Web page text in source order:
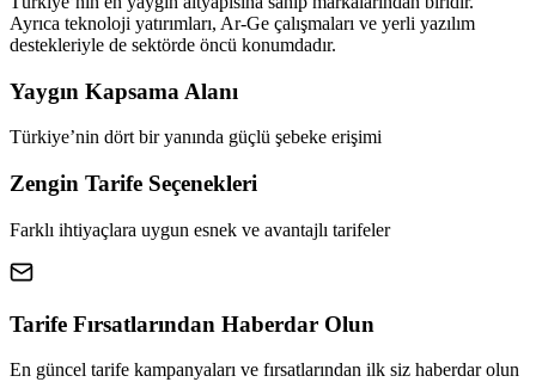
Ayrıca teknoloji yatırımları, Ar-Ge çalışmaları ve yerli yazılım
destekleriyle de sektörde öncü konumdadır.
Yaygın Kapsama Alanı
Türkiye’nin dört bir yanında güçlü şebeke erişimi
Zengin Tarife Seçenekleri
Farklı ihtiyaçlara uygun esnek ve avantajlı tarifeler
Tarife Fırsatlarından Haberdar Olun
En güncel tarife kampanyaları ve fırsatlarından ilk siz haberdar olun